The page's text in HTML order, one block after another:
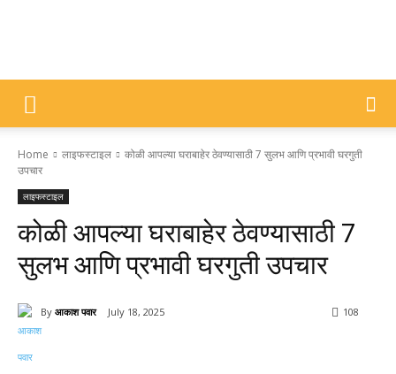
DIVYAJYOTI
SAMACHAR
Home लाइफस्टाइल
कोळी आपल्या घराबाहेर ठेवण्यासाठी 7 सुलभ आणि प्रभावी घरगुती
उपचार
लाइफस्टाइल
कोळी आपल्या घराबाहेर ठेवण्यासाठी 7
सुलभ आणि प्रभावी घरगुती उपचार
By आकाश पवार July 18, 2025 108